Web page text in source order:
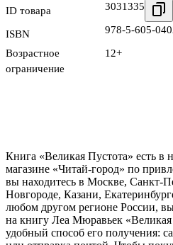
ID товара
3031335
ISBN 978-5-605-
Возрастное
ограничение
12+
Книга «Великая Пустота» есть в
магазине «Читай-город» по
вы находитесь в Москве, Санкт-
Новгороде, Казани,
любом другом регионе России,
на книгу Леа Мюравьек
удобный способ его получения: